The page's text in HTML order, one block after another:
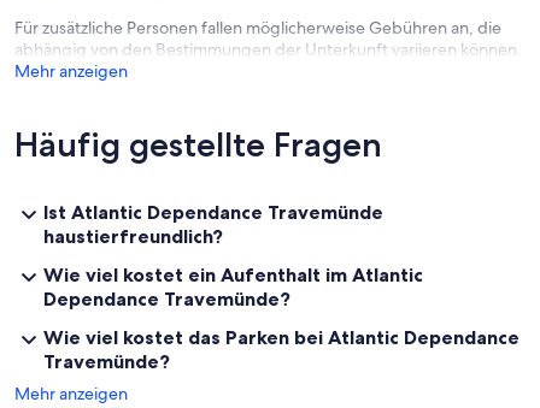
Für zusätzliche Personen fallen möglicherweise Gebühren an, die
abhängig von den Bestimmungen der Unterkunft variieren können.
Mehr anzeigen
Häufig gestellte Fragen
Ist Atlantic Dependance Travemünde
haustierfreundlich?
Wie viel kostet ein Aufenthalt im Atlantic
Dependance Travemünde?
Wie viel kostet das Parken bei Atlantic Dependance
Travemünde?
Mehr anzeigen